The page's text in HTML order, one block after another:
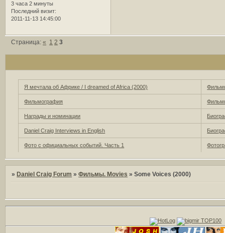
3 часа 2 минуты
Последний визит:
2011-11-13 14:45:00
Страница:« 1 2 3
Я мечтала об Африке / I dreamed of Africa (2000)
Фильмография
Награды и номинации
Daniel Craig Interviews in English
Фото с официальных событий. Часть 1
» Daniel Craig Forum »Фильмы. Movies »Some Voices (2000)